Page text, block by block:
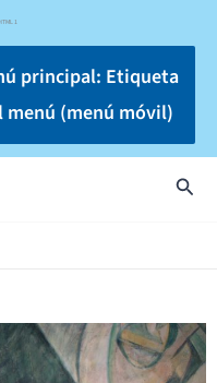
1
principal: Etiqueta
menú (menú móvil)